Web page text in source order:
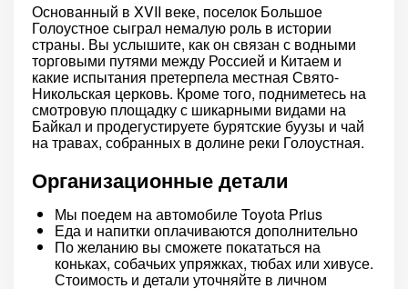
Основанный в XVII веке, поселок Большое
Голоустное сыграл немалую роль в истории
страны. Вы услышите, как он связан с водными
торговыми путями между Россией и Китаем и
какие испытания претерпела местная Свято-
Никольская церковь. Кроме того, подниметесь на
смотровую площадку с шикарными видами на
Байкал и продегустируете бурятские буузы и чай
на травах, собранных в долине реки Голоустная.
Организационные детали
Мы поедем на автомобиле Toyota Prius
Еда и напитки оплачиваются дополнительно
По желанию вы сможете покататься на
коньках, собачьих упряжках, тюбах или хивусе.
Стоимость и детали уточняйте в личном